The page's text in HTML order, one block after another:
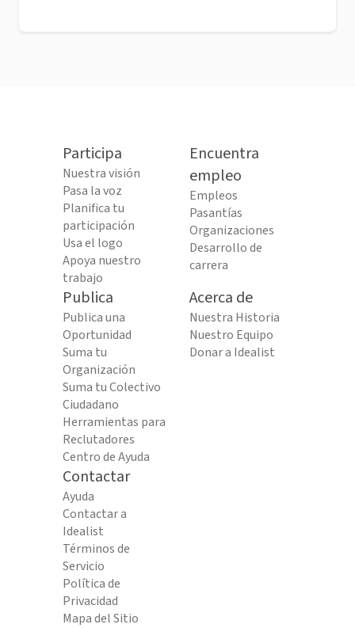
Participa
Nuestra visión
Pasa la voz
Planifica tu
participación
Usa el logo
Apoya nuestro
trabajo
Encuentra
empleo
Empleos
Pasantías
Organizaciones
Desarrollo de
carrera
Publica
Publica una
Oportunidad
Suma tu
Organización
Suma tu Colectivo
Ciudadano
Herramientas para
Reclutadores
Centro de Ayuda
Acerca de
Nuestra Historia
Nuestro Equipo
Donar a Idealist
Contactar
Ayuda
Contactar a
Idealist
Términos de
Servicio
Política de
Privacidad
Mapa del Sitio